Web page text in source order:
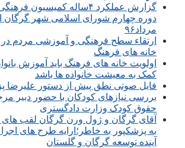
گزارش عملکرد ۴ساله
مرداد۹۶
ارتقاء سطح فرهنگی و آموزشی مردم
خانه های فرهنگ
اولویت خانه های فرهنگ باید آموزش
کمک به معیشت خانواده ها باشد
فایل صوتی نطق پیش از دستور علیرضا
بررسی نیازهای کودکان با حضور دبیر
حقوق کودک وزارت دادگستری
آقای گرگان و ژول ورن گرگان لقب های
به پزشکپور به خاطر؛ارایه طرح های
آینده توسعه گرگان و گلستان